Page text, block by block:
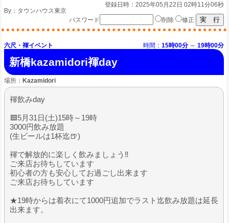
登録日時：2025年05月22日 02時11分06秒
By： タウンハウス東京
パスワード
削除 修正
六尺・褌イベント 時間： 15時00分 ～ 19時00分
新橋kazamidori褌day
場所： Kazamidori
褌飲みday
🟦5月31日(土)15時～19時
3000円飲み放題
(生ビールは1杯迄🍺)
褌で解放的に楽しく飲みましょう‼️
ご来店お待ちしています
初心者の方も安心してお過ごし出来ます
ご来店お待ちしています
★19時からは着衣にて1000円追加でラスト迄飲み放題は延長
出来ます。